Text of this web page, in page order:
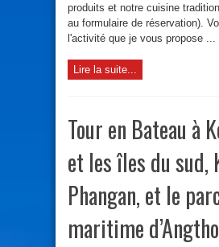
produits et notre cuisine
au formulaire de réservation).
l'activité que je vous propose ...
Lire la suite...
Tour en Bateau à
et les îles du sud,
Phangan, et le
maritime